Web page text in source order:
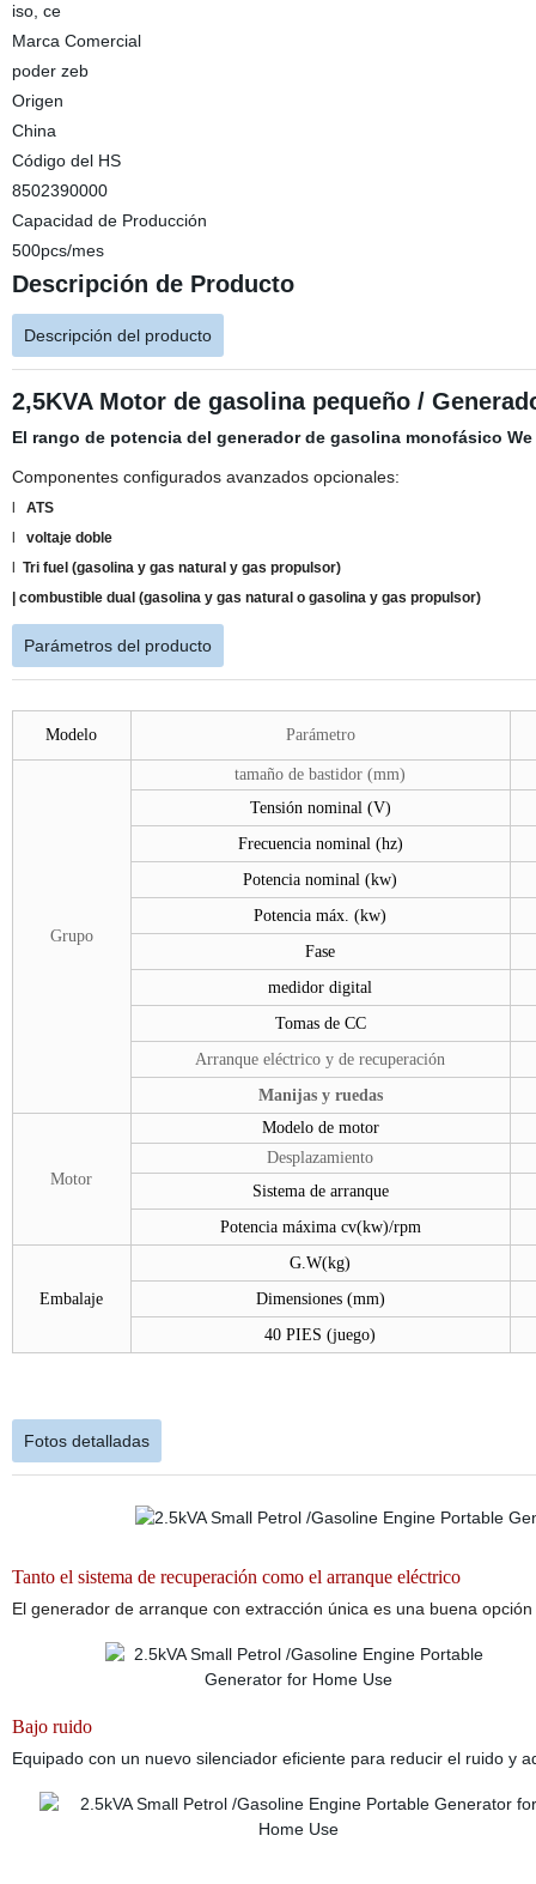
iso, ce
Marca Comercial
poder zeb
Origen
China
Código del HS
8502390000
Capacidad de Producción
500pcs/mes
Descripción de Producto
Descripción del producto
2,5KVA Motor de gasolina pequeño /
El rango de potencia del generador de gasolina monofásico
Componentes configurados avanzados opcionales:
ATS
voltaje doble
Trifuel (gasolina y gas natural y gas propulsor)
| combustible dual (gasolina y gas natural o gasolina y gas propulsor)
Parámetros del producto
Modelo Parámetro
Grupo
tamaño de bastidor (mm)
Tensión nominal (V)
Frecuencia nominal (hz)
Potencia nominal (kw)
Potencia máx. (kw)
Fase
medidor digital
Tomas de CC
Arranque eléctrico y de recuperación
Manijas y ruedas
Motor
Modelo de motor
Desplazamiento
Sistema de arranque
Potencia máxima cv(kw)/rpm
Embalaje
G.W(kg)
Dimensiones (mm)
40 PIES (juego)
Fotos detalladas
Tanto el sistema de recuperación como el arranque eléctrico
El generador de arranque con extracción única es una buena
Bajo ruido
Equipado con un nuevo silenciador eficiente para reducir el ruido y